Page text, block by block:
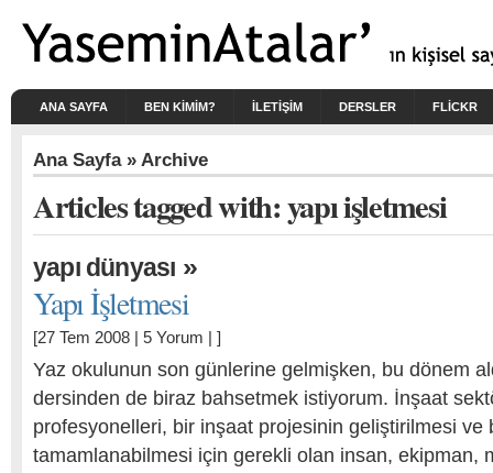
ANA SAYFA BEN KIMIM? İLETİŞİM DERSLER FLICKR
Ana Sayfa» Archive
Articles tagged with: yapı işletmesi
yapı dünyası »
Yapı İşletmesi
[27 Tem 2008 | 5 Yorum | ]
Yaz okulunun son günlerine gelmişken, bu dönem
dersinden de biraz bahsetmek istiyorum. İnşaat
profesyonelleri, bir inşaat projesinin geliştirilmesi ve
tamamlanabilmesi için gerekli olan insan, ekipman,